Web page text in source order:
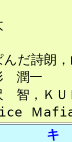
だ詩朗
智，Ｋ
Ｍ
キ